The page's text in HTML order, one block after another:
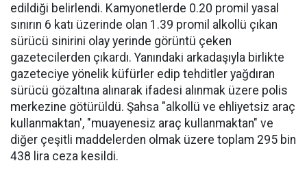
edildiği belirlendi. Kamyonetlerde 0.20 promil yasal
sınırın 6 katı üzerinde olan 1.39 promil alkollü çıkan
sürücü sinirini olay yerinde görüntü çeken
gazetecilerden çıkardı. Yanındaki arkadaşıyla birlikte
gazeteciye yönelik küfürler edip tehditler yağdıran
sürücü gözaltına alınarak ifadesi alınmak üzere polis
merkezine götürüldü. Şahsa "alkollü ve ehliyetsiz araç
kullanmaktan', "muayenesiz araç kullanmaktan" ve
diğer çeşitli maddelerden olmak üzere toplam 295 bin
438 lira ceza kesildi.